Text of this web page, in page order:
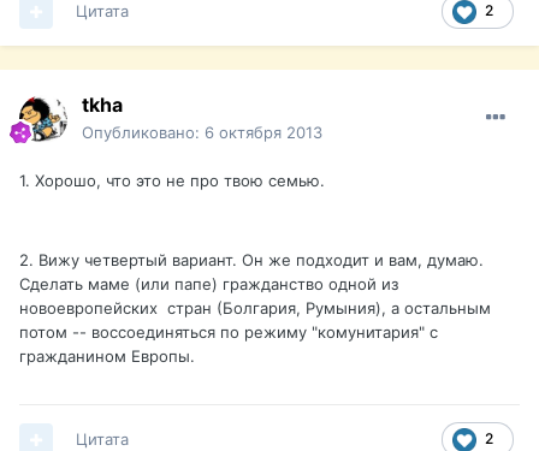
2
Цитата
tkha
Опубликовано: 6 октября 2013
1. Хорошо, что это не про твою семью.
2. Вижу четвертый вариант. Он же подходит и вам, думаю.
Сделать маме (или папе) гражданство одной из
новоевропейских стран (Болгария, Румыния), а остальным
потом -- воссоединяться по режиму "комунитария" с
гражданином Европы.
2
Цитата